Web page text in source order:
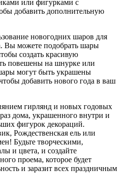
или фигурками с
добавить дополнительную
новогодних шаров для
Вы можете подобрать шары
создать красивую
повешены на шнурке или
могут быть украшены
добавить нового года в ваш
гирлянд и новых годовых
дома, украшенного внутри и
фигурок декораций.
Рождественская ель или
Будьте творческими,
и цвета, и создайте
проема, которое будет
и заразит всех праздничным